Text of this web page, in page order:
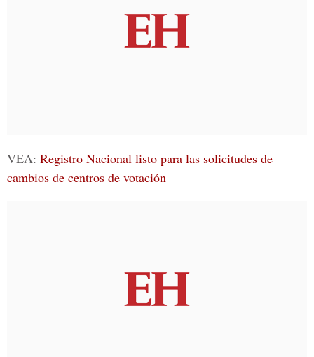
VEA: Registro Nacional listo para las solicitudes de
cambios de centros de votación